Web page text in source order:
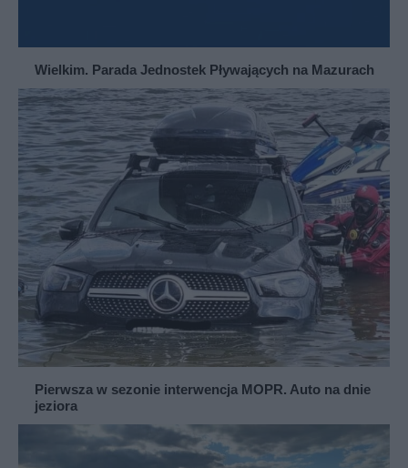
Wielkim. Parada Jednostek Pływających na Mazurach
Pierwsza w sezonie interwencja MOPR. Auto na dnie
jeziora